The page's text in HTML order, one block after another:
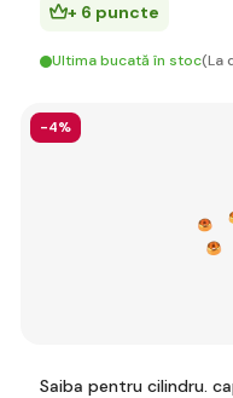
+ 6 puncte
Ultima bucată în stoc(La
-4%
Saiba pentru cilindru.